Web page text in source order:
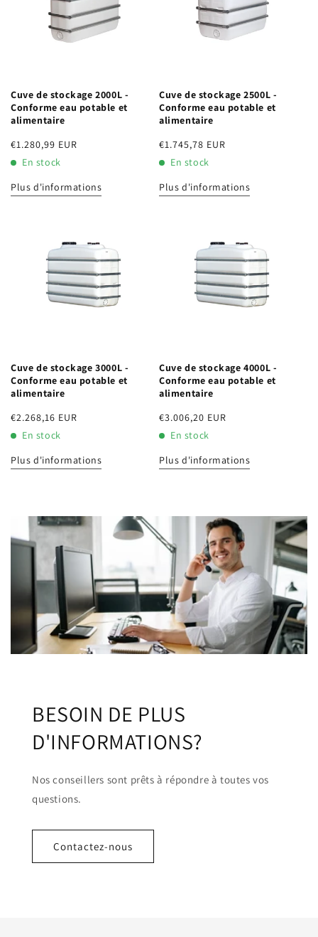
Cuve de stockage 2000L -
Conforme eau potable et
alimentaire
Prix
habituel
€1.280,99 EUR
En stock
Plus d'informations
Cuve de stockage 2500L -
Conforme eau potable et
alimentaire
Prix
habituel
€1.745,78 EUR
En stock
Plus d'informations
Cuve de stockage 3000L -
Conforme eau potable et
alimentaire
Prix
habituel
€2.268,16 EUR
En stock
Plus d'informations
Cuve de stockage 4000L -
Conforme eau potable et
alimentaire
Prix
habituel
€3.006,20 EUR
En stock
Plus d'informations
BESOIN DE PLUS
D'INFORMATIONS?
Nos conseillers sont prêts à répondre à toutes vos
questions.
Contactez-nous